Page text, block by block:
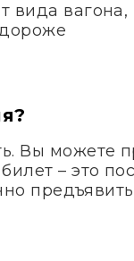
вида
Вы можете
– это